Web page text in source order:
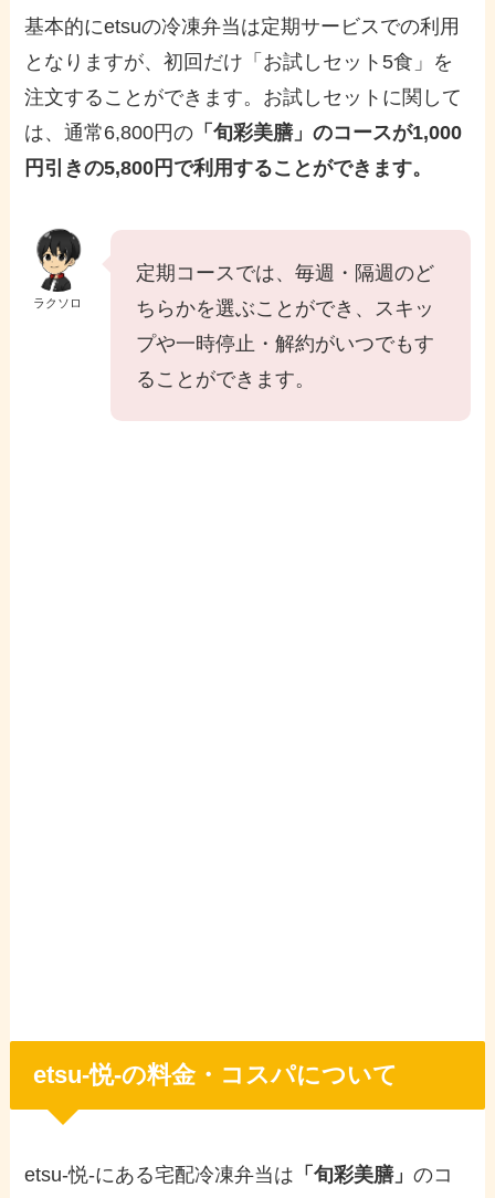
基本的にetsuの冷凍弁当は定期サービスでの利用
となりますが、初回だけ「お試しセット5食」を
注文することができます。お試しセットに関して
は、通常6,800円の 「旬彩美膳」のコースが1,000
円引きの5,800円で利用することができます。
ラクソロ
定期コースでは、毎週・隔週のど
ちらかを選ぶことができ、スキッ
プや一時停止・解約がいつでもす
ることができます。
etsu-悦-の料金・コスパについて
etsu-悦-にある宅配冷凍弁当は 「旬彩美膳」のコ